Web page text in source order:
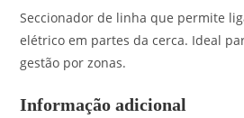
Seccionador de linha que permite
elétrico em partes da cerca. Ideal
gestão por zonas.
Informação adicional